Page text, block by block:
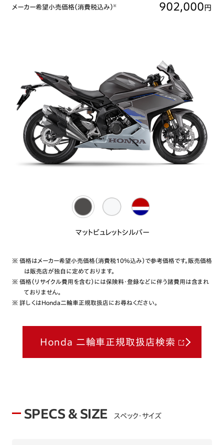
メーカー希望小売価格（消費税込み）※ 902,000円
マットビュレットシルバー
※ 価格はメーカー希望小売価格（消費税10%込み）で参考価格です。販売価格
は販売店が独自に定めております。
※ 価格（リサイクル費用を含む）には保険料・登録などに伴う諸費用は含まれ
ておりません。
※ 詳しくはHonda二輪車正規取扱店にお尋ねください。
Honda 二輪車正規取扱店検索
SPECS & SIZE スペック・サイズ